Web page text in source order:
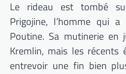
Le rideau est tombé
Prigojine, l’homme qui
Poutine. Sa mutinerie en
Kremlin, mais les récents
entrevoir une fin bien